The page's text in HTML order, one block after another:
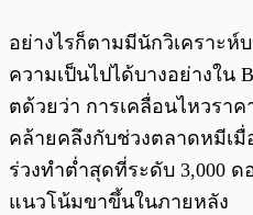
อย่างไรก็ตามมีนักวิเคราะห์บ
ความเป็นไปได้บางอย่างใน
ตด้วยว่า การเคลื่อนไหวรา
คล้ายคลึงกับช่วงตลาดหมีเมื่
ร่วงทำต่ำสุดที่ระดับ 3,000
แนวโน้มขาขึ้นในภายหลัง